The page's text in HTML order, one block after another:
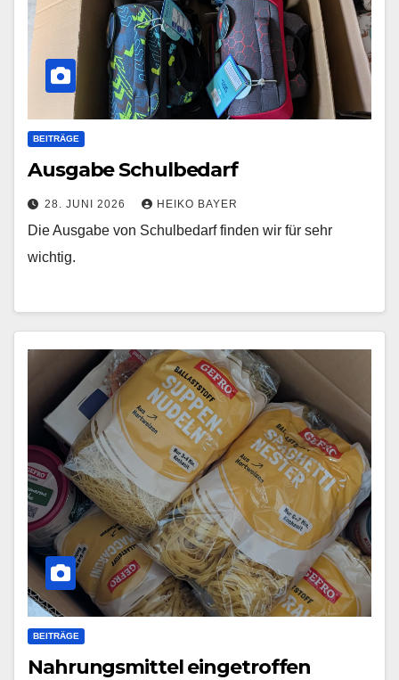
BEITRÄGE
Ausgabe Schulbedarf
28. JUNI 2026 HEIKO BAYER
Die Ausgabe von Schulbedarf finden wir für sehr
wichtig.
BEITRÄGE
Nahrungsmittel eingetroffen